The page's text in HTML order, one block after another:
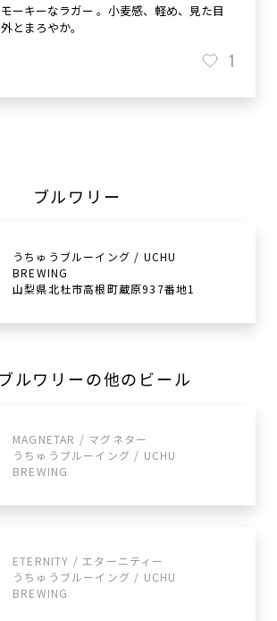
ーキーなラガー 。小麦感、軽め、見た目
とまろやか。
1
ブルワリー
うちゅうブルーイング / UCHU
BREWING
山梨県北杜市高根町蔵原937番地1
ルワリーの他のビール
MAGNETAR / マグネター
うちゅうブルーイング / UCHU
BREWING
ETERNITY / エターニティー
うちゅうブルーイング / UCHU
BREWING